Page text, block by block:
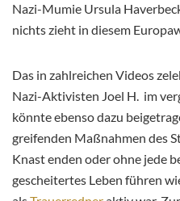
Nazi-Mumie Ursula
nichts zieht in diesem
Das in zahlreichen Videos
Nazi-Aktivisten Joel H. im
könnte ebenso dazu
greifenden Maßnahmen des
Knast enden oder ohne jede
gescheitertes Leben führen